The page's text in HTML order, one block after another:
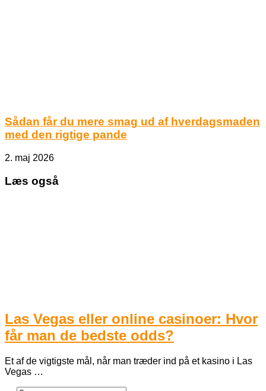
Sådan får du mere smag ud af hverdagsmaden
med den rigtige pande
2. maj 2026
Læs også
Las Vegas eller online casinoer: Hvor
får man de bedste odds?
Et af de vigtigste mål, når man træder ind på et kasino i Las
Vegas …